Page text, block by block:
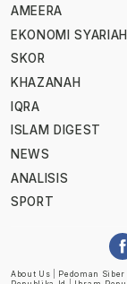
AMEERA
EKONOMI SYARIAH
SKOR
KHAZANAH
IQRA
ISLAM DIGEST
NEWS
ANALISIS
SPORT
About Us Pedoman Siber